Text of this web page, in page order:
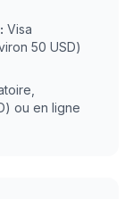
Visa
50 USD)
ou en ligne